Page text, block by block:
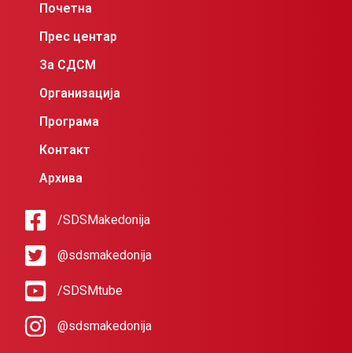
Почетна
Прес центар
За СДСМ
Организација
Програма
Контакт
Архива
/SDSMakedonija
@sdsmakedonija
/SDSMtube
@sdsmakedonija